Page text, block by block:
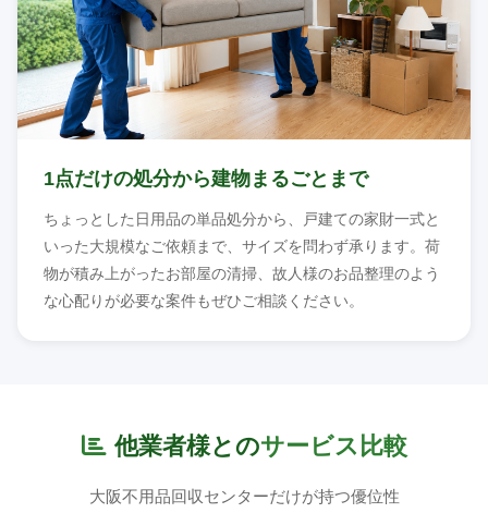
1点だけの処分から建物まるごとまで
ちょっとした日用品の単品処分から、戸建ての家財一式と
いった大規模なご依頼まで、サイズを問わず承ります。荷
物が積み上がったお部屋の清掃、故人様のお品整理のよう
な心配りが必要な案件もぜひご相談ください。
他業者様とのサービス比較
大阪不用品回収センターだけが持つ優位性